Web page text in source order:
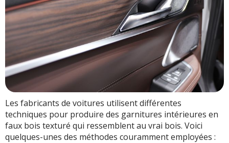
Les fabricants de voitures utilisent différentes
techniques pour produire des garnitures intérieures en
faux bois texturé qui ressemblent au vrai bois. Voici
quelques-unes des méthodes couramment employées :